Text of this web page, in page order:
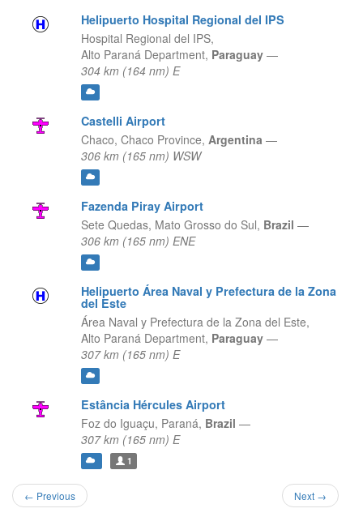
Helipuerto Hospital Regional del IPS
Hospital Regional del IPS,
Alto Paraná Department, Paraguay —
304 km (164 nm) E
Castelli Airport
Chaco, Chaco Province, Argentina —
306 km (165 nm) WSW
Fazenda Piray Airport
Sete Quedas, Mato Grosso do Sul, Brazil —
306 km (165 nm) ENE
Helipuerto Área Naval y Prefectura de la Zona
del Este
Área Naval y Prefectura de la Zona del Este,
Alto Paraná Department, Paraguay —
307 km (165 nm) E
Estância Hércules Airport
Foz do Iguaçu, Paraná, Brazil —
307 km (165 nm) E
1
← Previous Next →